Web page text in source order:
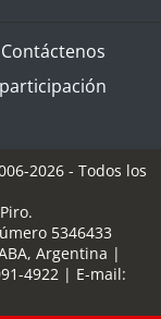
Contáctenos
2026 - Todos los
5346433
Argentina |
4922| E-mail: